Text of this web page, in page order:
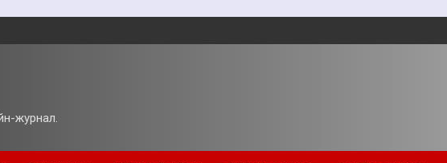
журнал.